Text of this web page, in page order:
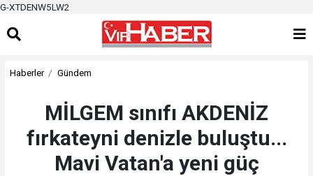
G-XTDENW5LW2
Haberler Gündem
MİLGEM sınıfı AKDENİZ
fırkateyni denizle buluştu...
Mavi Vatan'a yeni güç